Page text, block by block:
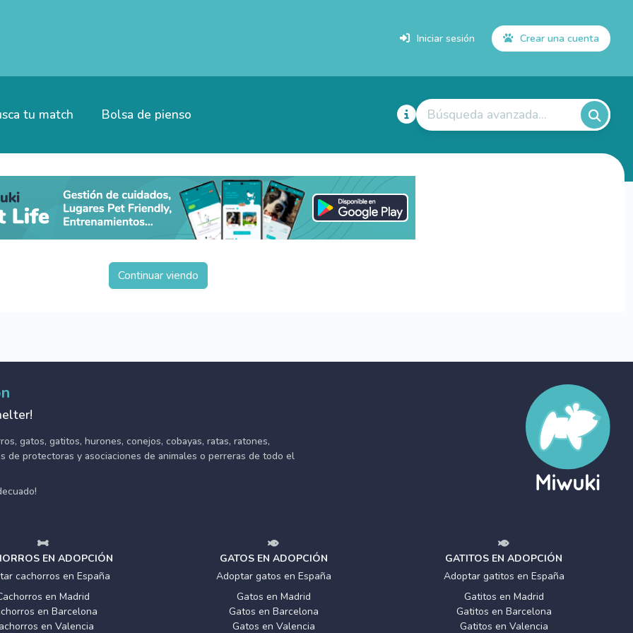
Iniciar sesión Crear una cuenta
tu match Bolsa de pienso Búsqueda avanzada...
Continuar viendo
gatos, gatitos, hurones, conejos, cobayas, ratas, ratones,
de protectoras y asociaciones de animales o perreras de todo el
EN ADOPCIÓN
cachorros en España
en Madrid
en Barcelona
en Valencia
GATOS EN ADOPCIÓN
Adoptar gatos en España
Gatos en Madrid
Gatos en Barcelona
Gatos en Valencia
GATITOS EN ADOPCIÓN
Adoptar gatitos en España
Gatitos en Madrid
Gatitos en Barcelona
Gatitos en Valencia